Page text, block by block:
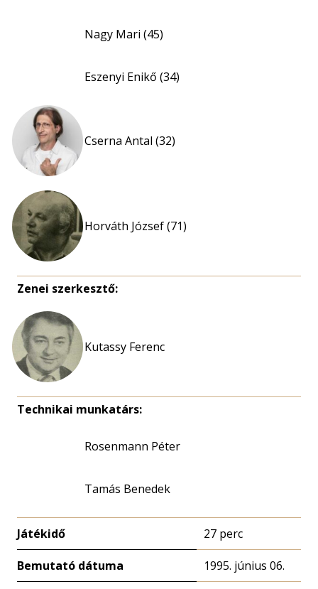
Nagy Mari (45)
Eszenyi Enikő (34)
Cserna Antal (32)
Horváth József (71)
Zenei szerkesztő:
Kutassy Ferenc
Technikai munkatárs:
Rosenmann Péter
Tamás Benedek
Játékidő 27 perc
Bemutató dátuma 1995. június 06.